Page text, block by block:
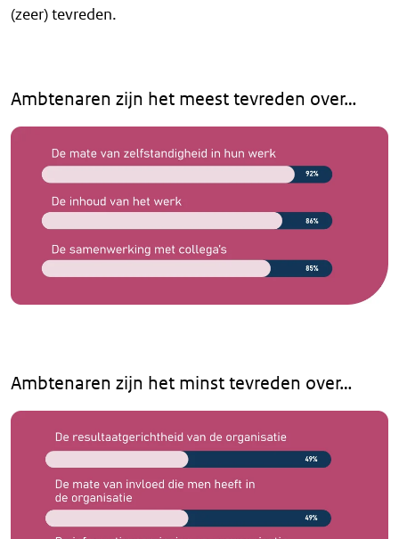
(zeer) tevreden.
Ambtenaren zijn het meest tevreden over…
Ambtenaren zijn het minst tevreden over…